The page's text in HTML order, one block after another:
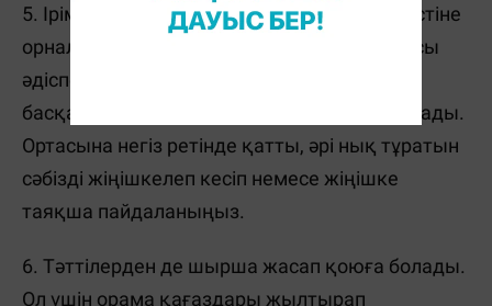
5. Ірімшікті үшбұрыштап кесіп, бір-бірінің үстіне
орналастыра отырып, шырша жасаңыз. Осы
әдіспен шұжық пен қызанақ, қияр және
басқалардан да әдемі шырша жасауға болады.
Ортасына негіз ретінде қатты, әрі нық тұратын
сәбізді жіңішкелеп кесіп немесе жіңішке
таяқша пайдаланыңыз.
6. Тәттілерден де шырша жасап қоюға болады.
Ол үшін орама қағаздары жылтырап